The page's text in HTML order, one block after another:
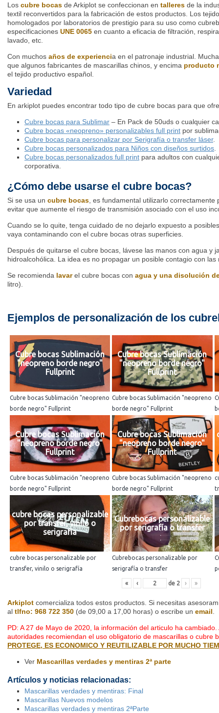
Los cubre bocas de Arkiplot se confeccionan en talleres de la
textil reconvertidos para la fabricación de estos productos. Los
homologados por laboratorios de prestigio para su uso como
especificaciones UNE 0065 en cuanto a eficacia de filtración,
lavado, etc.
Con muchos años de experiencia en el patronaje industrial.
que algunos fabricantes de mascarillas chinos, y encima producto
el tejido productivo español.
Variedad
En arkiplot puedes encontrar todo tipo de cubre bocas para que
Cubre bocas para Sublimar – En Pack de 50uds o cualquier
Cubre bocas «neopreno» personalizables full print por
Cubre bocas para personalizar por Serigrafía o transfer láser.
Cubre bocas personalizados para Niños con diseños surtidos
Cubre bocas personalizados full print para adultos con
corporativa.
¿Cómo debe usarse el cubre bocas?
Si se usa un cubre bocas , es fundamental utilizarlo
evitar que aumente el riesgo de transmisión asociado con el uso
Cuando se lo quite, tenga cuidado de no dejarlo expuesto a
vaya contaminando con el cubre bocas otras superficies.
Después de quitarse el cubre bocas, lávese las manos con agua y
hidroalcohólica. La idea es no propagar un posible contagio con las
Se recomienda lavarel cubre bocas con agua y una disolución
litro).
Ejemplos de personalización de los
Cubre bocas Sublimación
"neopreno borde negro"
Fullprint
Cubre bocas Sublimación "neopreno
borde negro" Fullprint
Cubre bocas Sublimación
"neopreno borde negro"
Fullprint
Cubre bocas Sublimación "neopreno
borde negro" Fullprint
Cubre bocas Sublimación
"neopreno borde negro"
Fullprint
Cubre bocas Sublimación "neopreno
borde negro" Fullprint
Cubre bocas Sublimación
"neopreno borde negro"
Fullprint
Cubre bocas Sublimación "neopreno
borde negro" Fullprint
cubre bocas personalizable
por transfer, vinilo o
serigrafía
cubre bocas personalizable por
transfer, vinilo o serigrafía
Cubrebocas personalizable
por serigrafía o transfer
Cubrebocas personalizable por
serigrafía o transfer
« ‹ de 2 › »
Arkiplot comercializa todos estos productos. Si necesitas
al tlfno: 968 722 350 (de 09,00 a 17,00 horas) o escribe un email
PD: A 27 de Mayo de 2020, la información del articulo ha
autoridades recomiendan el uso obligatorio de mascarillas o cubre
PROTEGE, ES ECONOMICO Y REUTILIZABLE POR MUCHO
Ver Mascarillas verdades y mentiras 2ª parte
Artículos y noticias relacionadas:
Mascarillas verdades y mentiras: Final
Mascarillas Nuevos modelos
Mascarillas verdades y mentiras 2ªParte